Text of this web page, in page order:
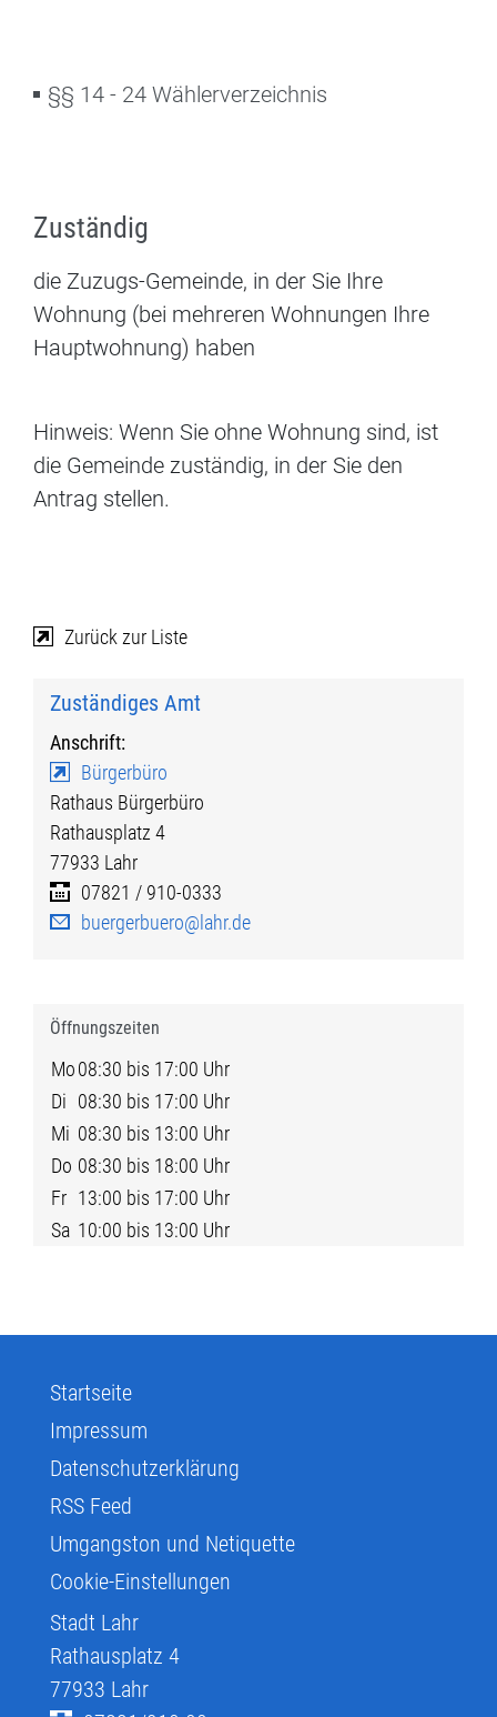
§§ 14 - 24 Wählerverzeichnis
Zuständig
die Zuzugs-Gemeinde, in der Sie Ihre
Wohnung (bei mehreren Wohnungen Ihre
Hauptwohnung) haben
Hinweis: Wenn Sie ohne Wohnung sind, ist
die Gemeinde zuständig, in der Sie den
Antrag stellen.
Zurück zur Liste
Zuständiges Amt
Anschrift:
Bürgerbüro
Rathaus Bürgerbüro
Rathausplatz 4
77933 Lahr
07821 / 910-0333
buergerbuero@lahr.de
Öffnungszeiten
Mo08:30 bis 17:00 Uhr
Di 08:30 bis 17:00 Uhr
Mi 08:30 bis 13:00 Uhr
Do 08:30 bis 18:00 Uhr
Fr 13:00 bis 17:00 Uhr
Sa 10:00 bis 13:00 Uhr
Startseite
Impressum
Datenschutzerklärung
RSS Feed
Umgangston und Netiquette
Cookie-Einstellungen
Stadt Lahr
Rathausplatz 4
77933 Lahr